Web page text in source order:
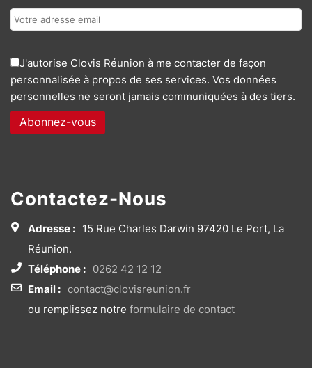
J'autorise Clovis Réunion à me contacter de façon
personnalisée à propos de ses services. Vos données
personnelles ne seront jamais communiquées à des tiers.
Contactez-Nous
Adresse : 15 Rue Charles Darwin 97420 Le Port, La
Réunion.
Téléphone : 0262 42 12 12
Email : contact@clovisreunion.fr
ou remplissez notre formulaire de contact